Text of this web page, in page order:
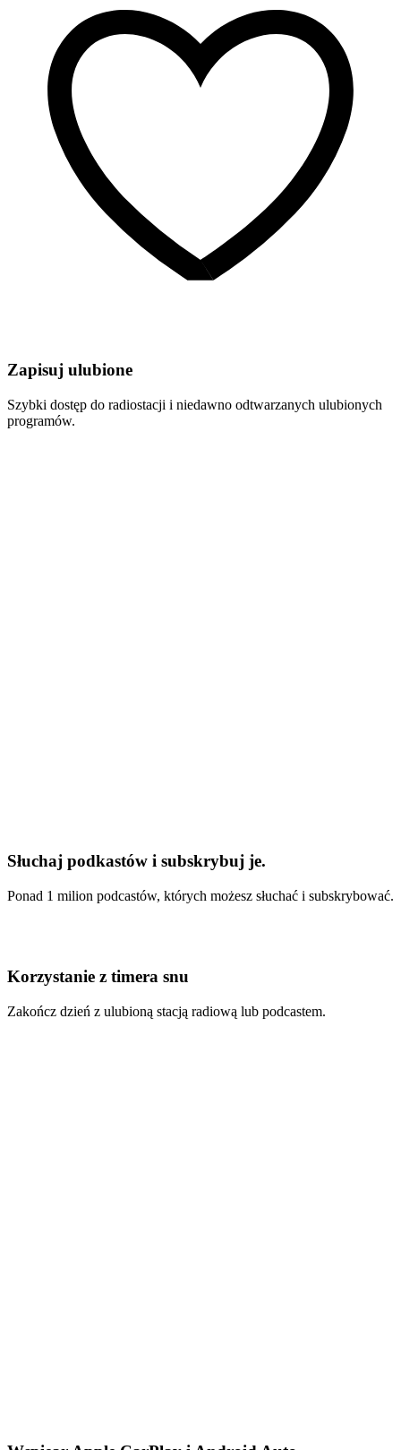
Zapisuj ulubione
Szybki dostęp do radiostacji i niedawno odtwarzanych ulubionych
programów.
Słuchaj podkastów i subskrybuj je.
Ponad 1 milion podcastów, których możesz słuchać i subskrybować.
Korzystanie z timera snu
Zakończ dzień z ulubioną stacją radiową lub podcastem.